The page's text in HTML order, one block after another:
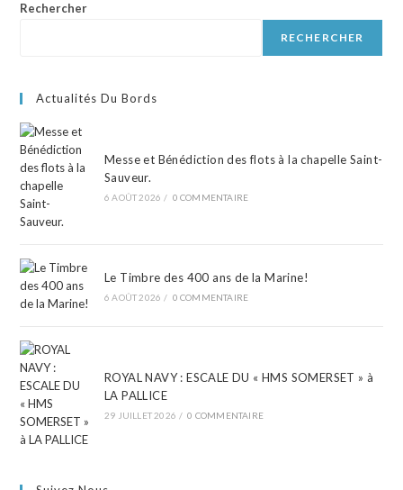
Rechercher
RECHERCHER
Actualités Du Bords
Messe et Bénédiction des flots à la chapelle Saint-
Sauveur.
6 AOÛT 2026 / 0 COMMENTAIRE
Le Timbre des 400 ans de la Marine!
6 AOÛT 2026 / 0 COMMENTAIRE
ROYAL NAVY : ESCALE DU « HMS SOMERSET » à
LA PALLICE
29 JUILLET 2026 / 0 COMMENTAIRE